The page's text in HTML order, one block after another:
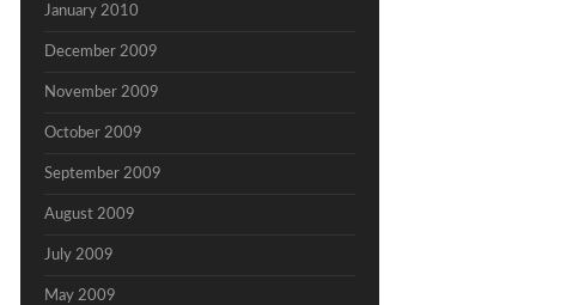
January 2010
December 2009
November 2009
October 2009
September 2009
August 2009
July 2009
May 2009